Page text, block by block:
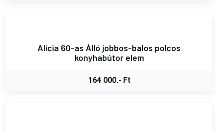
Alicia 60-as Álló jobbos-balos polcos
konyhabútor elem
164 000.- Ft